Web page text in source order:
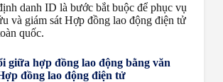
danh ID là bước bắt buộc để phục vụ
và giám sát Hợp đồng lao động điện tử
quốc.
giữa hợp đồng lao động bằng văn
đồng lao động điện tử